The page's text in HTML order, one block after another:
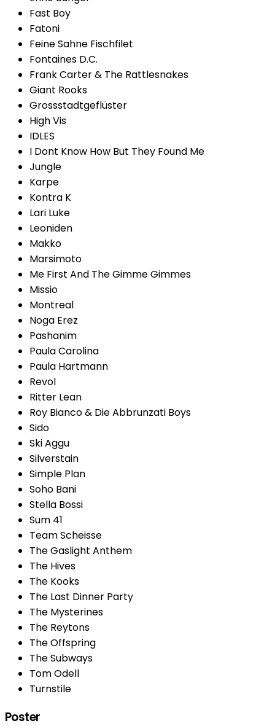
Fast Boy
Fatoni
Feine Sahne Fischfilet
Fontaines D.C.
Frank Carter & The Rattlesnakes
Giant Rooks
Grossstadtgeflüster
High Vis
IDLES
I Dont Know How But They Found Me
Jungle
Karpe
Kontra K
Lari Luke
Leoniden
Makko
Marsimoto
Me First And The Gimme Gimmes
Missio
Montreal
Noga Erez
Pashanim
Paula Carolina
Paula Hartmann
Revol
Ritter Lean
Roy Bianco & Die Abbrunzati Boys
Sido
Ski Aggu
Silverstain
Simple Plan
Soho Bani
Stella Bossi
Sum 41
Team Scheisse
The Gaslight Anthem
The Hives
The Kooks
The Last Dinner Party
The Mysterines
The Reytons
The Offspring
The Subways
Tom Odell
Turnstile
Poster